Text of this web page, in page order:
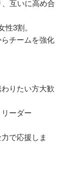
互いに高め合
3割。
チームを強化
りたい方大歓
ーダー
で応援しま